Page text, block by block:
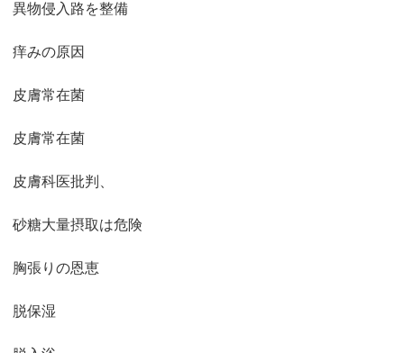
異物侵入路を整備
痒みの原因
皮膚常在菌
皮膚常在菌
皮膚科医批判、
砂糖大量摂取は危険
胸張りの恩恵
脱保湿